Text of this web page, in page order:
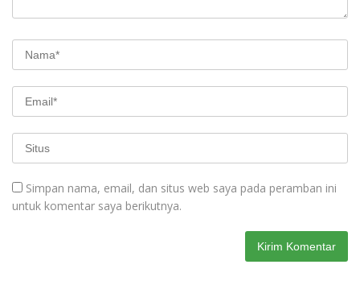
Simpan nama, email, dan situs web saya pada peramban ini
untuk komentar saya berikutnya.